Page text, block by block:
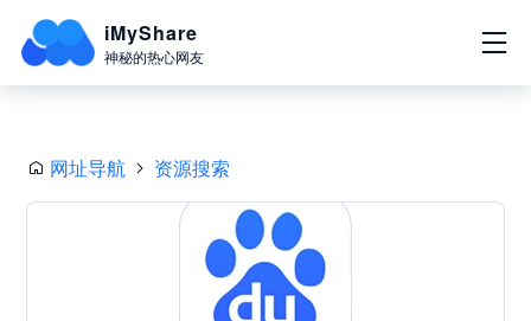
iMyShare
神秘的热心网友
网址导航 资源搜索